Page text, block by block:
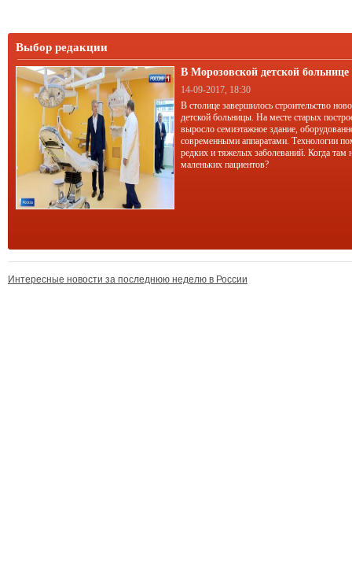
Выбор редакции
В Морозовской детской
корпус
14-09-2017, 18:30
В столице завершилось строительство
детской больницы. На месте старых
выросло семиэтажное здание,
современными аппаратами. Технологии
редких и тяжелых заболеваний. Когда там
маленьких пациентов?
Интересные новости за последнюю неделю в России